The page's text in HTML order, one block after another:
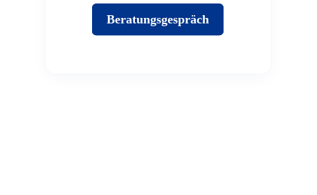
Beratungsgespräch